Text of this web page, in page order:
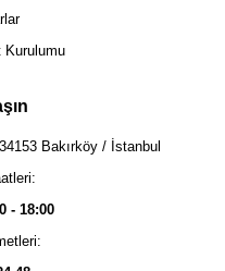
Kurulumu
Bakırköy / İstanbul
- 18:00